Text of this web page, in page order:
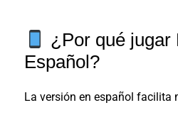
¿Por qué jugar
Español?
La versión en español facilita